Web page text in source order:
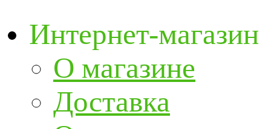
Интернет-магазин
О магазине
Доставка